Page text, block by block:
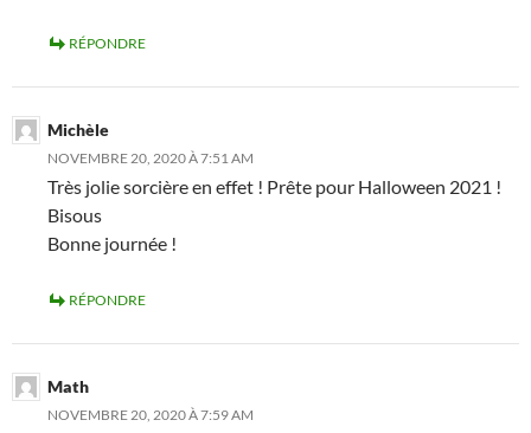
RÉPONDRE
Michèle
NOVEMBRE 20, 2020 À 7:51 AM
Très jolie sorcière en effet ! Prête pour Halloween 2021 !
Bisous
Bonne journée !
RÉPONDRE
Math
NOVEMBRE 20, 2020 À 7:59 AM